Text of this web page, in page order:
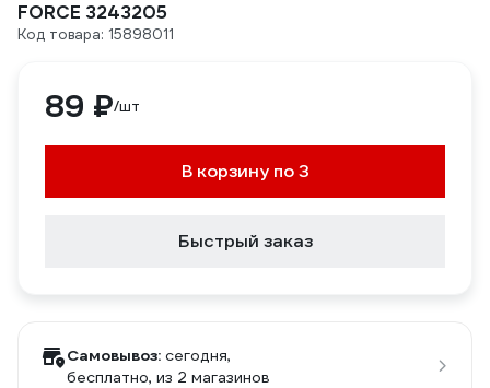
FORCE 3243205
Код товара: 15898011
89 ₽/шт
В корзину по 3
Быстрый заказ
Самовывоз: сегодня,
бесплатно, из 2 магазинов